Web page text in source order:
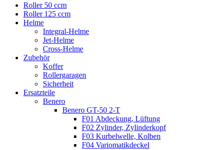
Roller 50 ccm
Roller 125 ccm
Helme
Integral-Helme
Jet-Helme
Cross-Helme
Zubehör
Koffer
Rollergaragen
Sicherheit
Ersatzteile
Benero
Benero GT-50 2-T
F01 Abdeckung, Lüftung
F02 Zylinder, Zylinderkopf
F03 Kurbelwelle, Kolben
F04 Variomatikdeckel